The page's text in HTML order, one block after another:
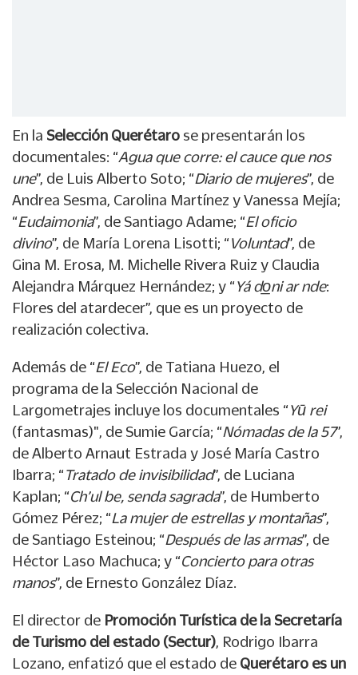
En la Selección Querétaro se presentarán los
documentales: “Agua que corre: el cauce que nos
une”, de Luis Alberto Soto; “Diario de mujeres”, de
Andrea Sesma, Carolina Martínez y Vanessa Mejía;
“Eudaimonia”, de Santiago Adame; “El oficio
divino”, de María Lorena Lisotti; “ Voluntad”, de
Gina M. Erosa, M. Michelle Rivera Ruiz y Claudia
Alejandra Márquez Hernández; y “ Yá do̲ni ar nde:
Flores del atardecer”, que es un proyecto de
realización colectiva.
Además de “El Eco”, de Tatiana Huezo, el
programa de la Selección Nacional de
Largometrajes incluye los documentales “ Yū rei
(fantasmas)", de Sumie García; “Nómadas de la 57”,
de Alberto Arnaut Estrada y José María Castro
Ibarra; “ Tratado de invisibilidad”, de Luciana
Kaplan; “Ch’ul be, senda sagrada”, de Humberto
Gómez Pérez; “La mujer de estrellas y montañas”,
de Santiago Esteinou; “Después de las armas”, de
Héctor Laso Machuca; y “Concierto para otras
manos”, de Ernesto González Díaz.
El director de Promoción Turística de la Secretaría
de Turismo del estado (Sectur) , Rodrigo Ibarra
Lozano, enfatizó que el estado de Querétaro es un